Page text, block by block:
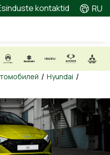
kontaktid RU
/ Hyundai /